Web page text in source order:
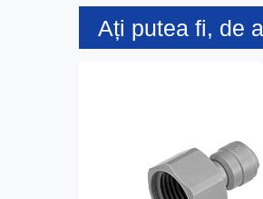
Ați putea fi, de